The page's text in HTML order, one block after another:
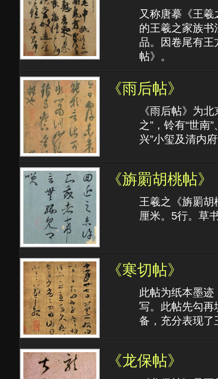
又称唐摹《王
的王羲之家族
品。因卷尾有王
帖》。
《雨后帖》
《雨后帖》为
之”，铃有“世南
兴”小玺及清内
《旃罽胡桃帖》
王羲之《旃罽胡
厘米。5行。草
《寒切帖》
此帖为纸本墨
写。此帖先勾再
备，充分表现了
《龙保帖》